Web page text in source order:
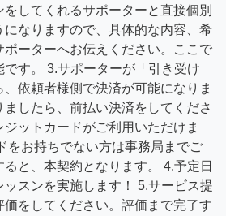
してくれるサポーターと直接個別
なりますので、具体的な内容、希
ーターへお伝えください。ここで
す。 3.サポーターが「引き受け
依頼者様側で決済が可能になりま
したら、前払い決済をしてくださ
ットカードがご利用いただけま
をお持ちでない方は事務局までご
と、本契約となります。 4.予定日
スンを実施します！ 5.サービス提
をしてください。評価まで完了す